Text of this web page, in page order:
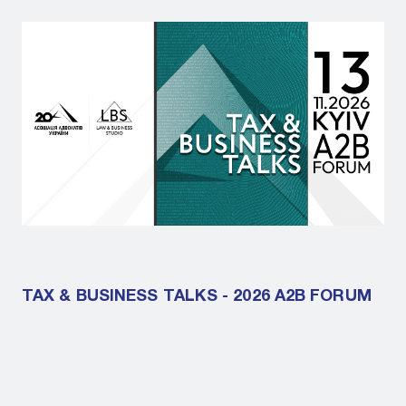
TAX & BUSINESS TALKS - 2026 A2B FORUM